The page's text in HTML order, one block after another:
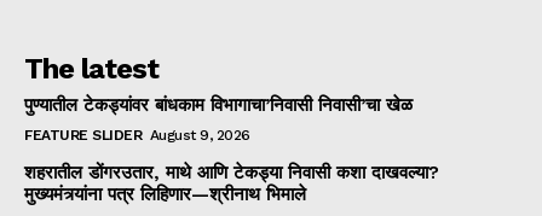
The latest
पुण्यातील टेकड्यांवर बांधकाम विभागाचा’निवासी निवासी’चा खेळ
FEATURE SLIDER August 9, 2026
शहरातील डोंगरउतार, माथे आणि टेकड्या निवासी कशा दाखवल्या?
मुख्यमंत्र्यांना पत्र लिहिणार—श्रीनाथ भिमाले